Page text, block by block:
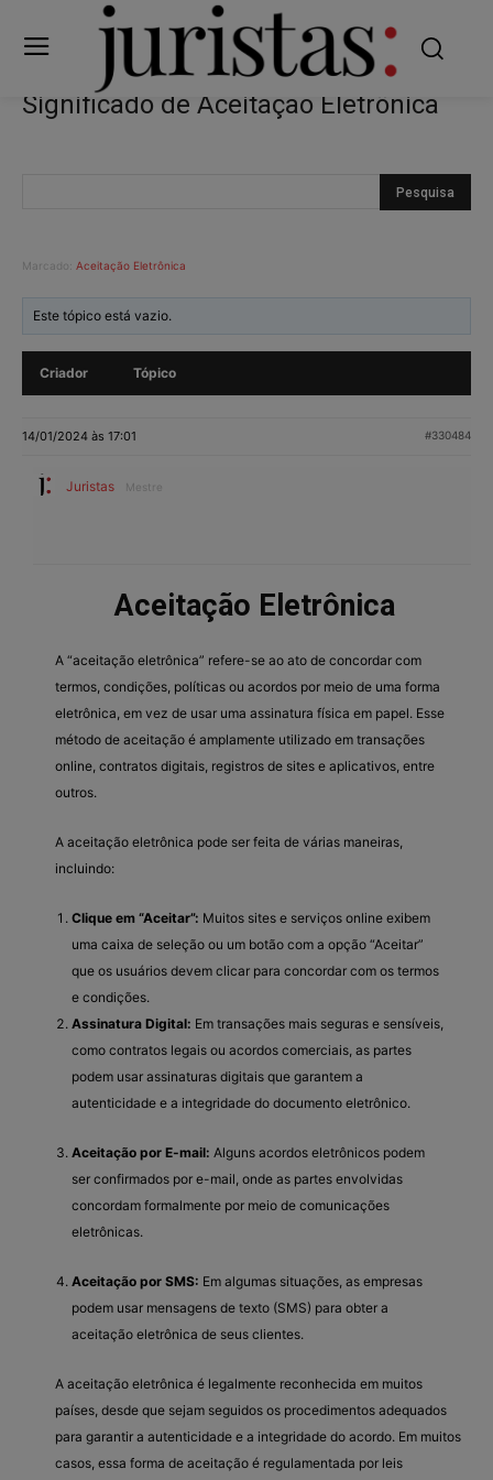
Significado de Aceitação Eletrônica
Marcado: Aceitação Eletrônica
Este tópico está vazio.
Criador Tópico
14/01/2024 às 17:01 #330484
Juristas Mestre
Aceitação Eletrônica
A “aceitação eletrônica” refere-se ao ato de concordar com
termos, condições, políticas ou acordos por meio de uma forma
eletrônica, em vez de usar uma assinatura física em papel. Esse
método de aceitação é amplamente utilizado em transações
online, contratos digitais, registros de sites e aplicativos, entre
outros.
A aceitação eletrônica pode ser feita de várias maneiras,
incluindo:
Clique em “Aceitar”: Muitos sites e serviços online exibem
uma caixa de seleção ou um botão com a opção “Aceitar”
que os usuários devem clicar para concordar com os termos
e condições.
Assinatura Digital: Em transações mais seguras e sensíveis,
como contratos legais ou acordos comerciais, as partes
podem usar assinaturas digitais que garantem a
autenticidade e a integridade do documento eletrônico.
Aceitação por E-mail: Alguns acordos eletrônicos podem
ser confirmados por e-mail, onde as partes envolvidas
concordam formalmente por meio de comunicações
eletrônicas.
Aceitação por SMS: Em algumas situações, as empresas
podem usar mensagens de texto (SMS) para obter a
aceitação eletrônica de seus clientes.
A aceitação eletrônica é legalmente reconhecida em muitos
países, desde que sejam seguidos os procedimentos adequados
para garantir a autenticidade e a integridade do acordo. Em muitos
casos, essa forma de aceitação é regulamentada por leis